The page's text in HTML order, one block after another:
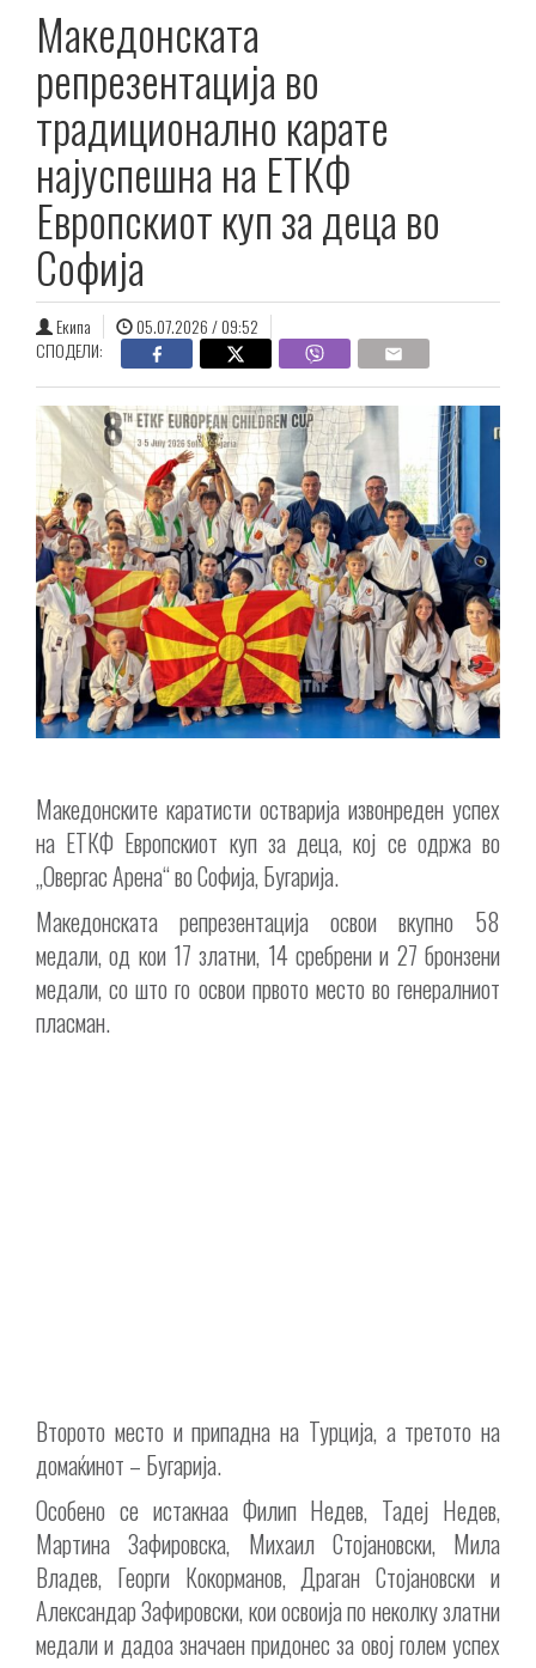
Македонската
репрезентација во
традиционално карате
најуспешна на ЕТКФ
Европскиот куп за деца во
Софија
Екипа
05.07.2026 / 09:52
СПОДЕЛИ:
Mакедонските каратисти остварија извонреден успех
на ЕТКФ Европскиот куп за деца, кој се одржа во
„Овергас Арена“ во Софија, Бугарија.
Македонската репрезентација освои вкупно 58
медали, од кои 17 златни, 14 сребрени и 27 бронзени
медали, со што го освои првото место во генералниот
пласман.
Второто место и припадна на Турција, а третото на
домаќинот – Бугарија.
Особено се истакнаа Филип Недев, Тадеј Недев,
Мартина Зафировска, Михаил Стојановски, Мила
Владев, Георги Кокорманов, Драган Стојановски и
Александар Зафировски, кои освоија по неколку златни
медали и дадоа значаен придонес за овој голем успех